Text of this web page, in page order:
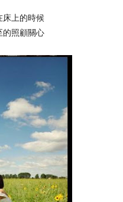
床上的時候
的照顧關心